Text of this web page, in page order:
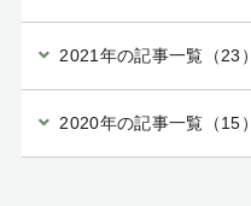
2021年の記事一覧（23）
2020年の記事一覧（15）